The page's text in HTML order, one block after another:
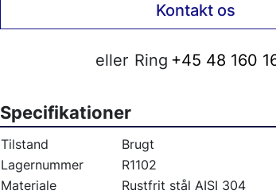
Kontakt os
eller Ring +45 48 160
Specifikationer
Tilstand
Brugt
Lagernummer
R1102
Materiale
Rustfrit stål AISI 304